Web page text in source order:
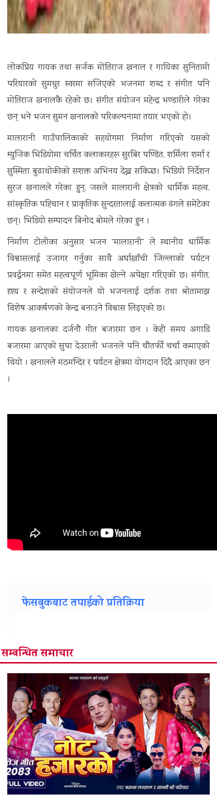
लोकप्रिय गायक तथा सर्जक मोतिराज खनाल र गायिका सुनितामी
परियारको सुमधुर स्वरमा सजिएको भजनमा शब्द र संगीत पनि
मोतिराज खनालकै रहेको छ। संगीत संयोजन महेन्द्र भण्डारीले गरेका
छन् भने भजन सुमन खनालको परिकल्पनामा तयार भएको हो।
मालारानी गाउँपालिकाको सहयोगमा निर्माण गरिएको यसको
म्युजिक भिडियोमा चर्चित कलाकारहरू सुरबिर पण्डित, शर्मिला शर्मा र
सुस्मिता बुढाथोकीको सशक्त अभिनय देख्न सकिन्छ। भिडियो निर्देशन
सुरज खनालले गरेका हुन्, जसले मालारानी क्षेत्रको धार्मिक महत्व,
सांस्कृतिक पहिचान र प्राकृतिक सुन्दरतालाई कलात्मक ढंगले समेटेका
छन्। भिडियो सम्पादन बिनोद बोमले गरेका हुन ।
निर्माण टोलीका अनुसार भजन “मालारानी” ले स्थानीय धार्मिक
विश्वासलाई उजागर गर्नुका साथै अर्घाखाँची जिल्लाको पर्यटन
प्रवर्द्धनमा समेत महत्वपूर्ण भूमिका खेल्ने अपेक्षा गरिएको छ। संगीत,
दृश्य र सन्देशको संयोजनले यो भजनलाई दर्शक तथा श्रोतामाझ
विशेष आकर्षणको केन्द्र बनाउने विश्वास लिइएको छ।
गायक खनालका दर्जनौ गीत बजारमा छन । केही समय अगाडि
बजारमा आएको सुपा देउराली भजनले पनि चौतर्फी चर्चा कमाएको
थियो । खनालले मठमन्दिर र पर्यटन क्षेत्रमा योगदान दिदै आएका छन
।
फेसबुकबाट तपाईको प्रतिक्रिया
सम्बन्धित समाचार